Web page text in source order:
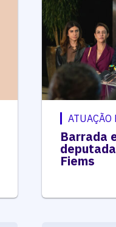
ATUAÇÃO
Barrada
Fiems